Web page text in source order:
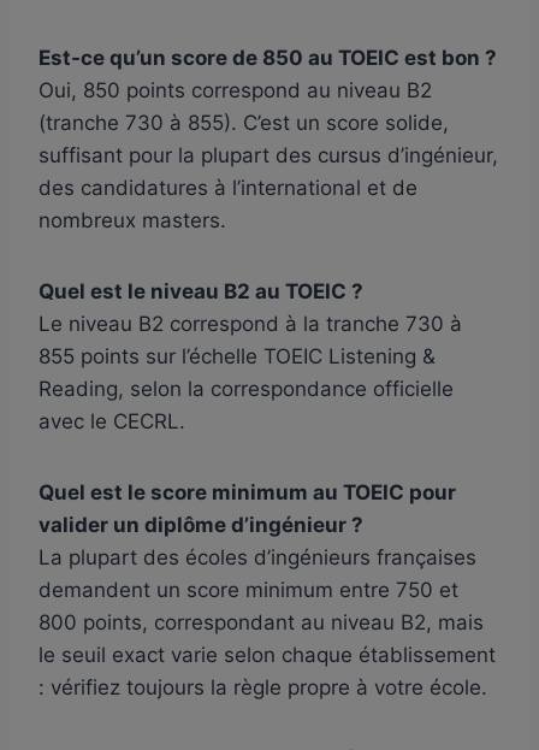
Est-ce qu’un score de 850 au TOEIC est bon ?
Oui, 850 points correspond au niveau B2
(tranche 730 à 855). C’est un score solide,
suffisant pour la plupart des cursus d’ingénieur,
des candidatures à l’international et de
nombreux masters.
Quel est le niveau B2 au TOEIC ?
Le niveau B2 correspond à la tranche 730 à
855 points sur l’échelle TOEIC Listening &
Reading, selon la correspondance officielle
avec le CECRL.
Quel est le score minimum au TOEIC pour
valider un diplôme d’ingénieur ?
La plupart des écoles d’ingénieurs françaises
demandent un score minimum entre 750 et
800 points, correspondant au niveau B2, mais
le seuil exact varie selon chaque établissement
: vérifiez toujours la règle propre à votre école.